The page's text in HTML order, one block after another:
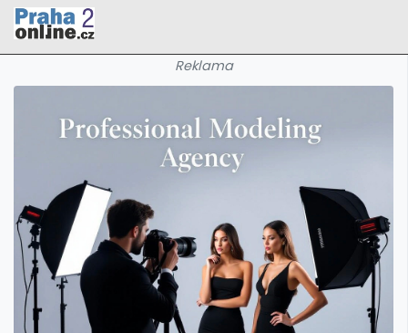
Reklama